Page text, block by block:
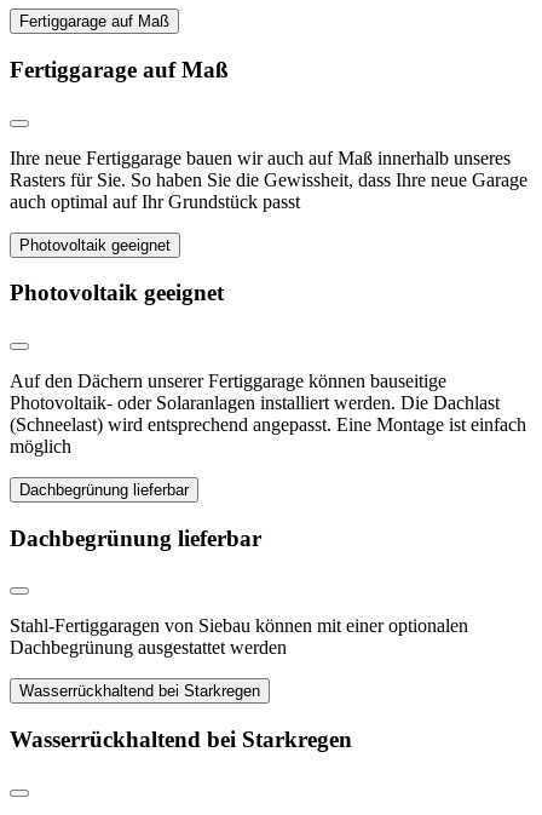
Fertiggarage auf Maß
Fertiggarage auf Maß
Ihre neue Fertiggarage bauen wir auch auf Maß innerhalb unseres
Rasters für Sie. So haben Sie die Gewissheit, dass Ihre neue Garage
auch optimal auf Ihr Grundstück passt
Photovoltaik geeignet
Photovoltaik geeignet
Auf den Dächern unserer Fertiggarage können bauseitige
Photovoltaik- oder Solaranlagen installiert werden. Die Dachlast
(Schneelast) wird entsprechend angepasst. Eine Montage ist einfach
möglich
Dachbegrünung lieferbar
Dachbegrünung lieferbar
Stahl-Fertiggaragen von Siebau können mit einer optionalen
Dachbegrünung ausgestattet werden
Wasserrückhaltend bei Starkregen
Wasserrückhaltend bei Starkregen